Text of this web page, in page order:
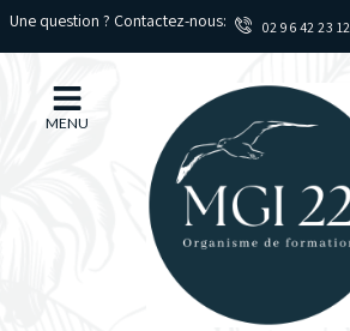
Une question ? Contactez-nous: 02 96 42 23 12
MENU